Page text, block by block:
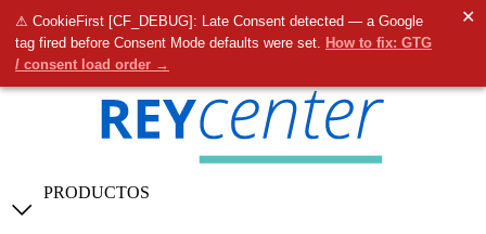
⚠ CookieFirst [CF_DEBUG]: Late Consent detected — a Google
tag fired before Consent Mode defaults were set. How to fix: GTG
/ consent load order →
✕
0
PRODUCTOS